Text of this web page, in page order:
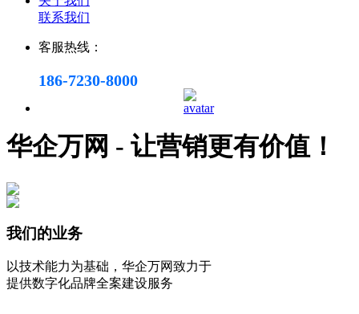
联系我们
客服热线：
186-7230-8000
华企万网 - 让营销更有价值！
我们的业务
以技术能力为基础，华企万网致力于
提供数字化品牌全案建设服务